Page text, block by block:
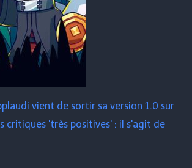
vient de sortir sa version 1.0 sur
critiques 'très positives' : il s'agit de